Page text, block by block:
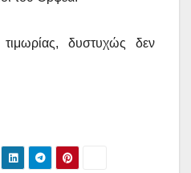
δυστυχώς δεν